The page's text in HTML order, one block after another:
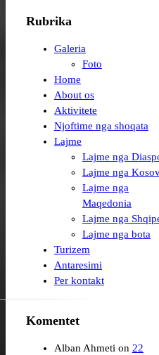
Rubrika
Galeria
Foto
Home
About os
Aktivitete
Njoftime nga shoqata
Lajme
Lajme nga
Lajme nga
Lajme nga
Maqedonia
Lajme nga
Lajme nga bota
Turizem
Antaresimi
Per kontakt
Komentet
Alban Ahmeti on 22